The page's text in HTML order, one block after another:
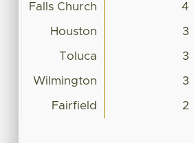
Falls Church 4
Houston 3
Toluca 3
Wilmington 3
Fairfield 2